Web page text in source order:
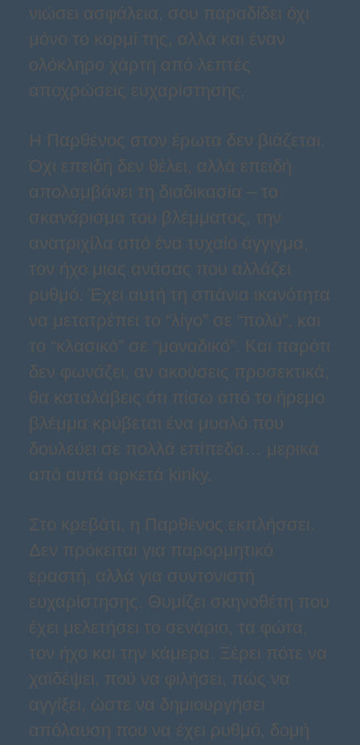
νιώσει ασφάλεια, σου παραδίδει όχι
μόνο το κορμί της, αλλά και έναν
ολόκληρο χάρτη από λεπτές
αποχρώσεις ευχαρίστησης.
Η Παρθένος στον έρωτα δεν βιάζεται.
Όχι επειδή δεν θέλει, αλλά επειδή
απολαμβάνει τη διαδικασία – το
σκανάρισμα του βλέμματος, την
ανατριχίλα από ένα τυχαίο άγγιγμα,
τον ήχο μιας ανάσας που αλλάζει
ρυθμό. Έχει αυτή τη σπάνια ικανότητα
να μετατρέπει το “λίγο” σε “πολύ”, και
το “κλασικό” σε “μοναδικό”. Και παρότι
δεν φωνάζει, αν ακούσεις προσεκτικά,
θα καταλάβεις ότι πίσω από το ήρεμο
βλέμμα κρύβεται ένα μυαλό που
δουλεύει σε πολλά επίπεδα… μερικά
από αυτά αρκετά kinky.
Στο κρεβάτι, η Παρθένος εκπλήσσει.
Δεν πρόκειται για παρορμητικό
εραστή, αλλά για συντονιστή
ευχαρίστησης. Θυμίζει σκηνοθέτη που
έχει μελετήσει το σενάριο, τα φώτα,
τον ήχο και την κάμερα. Ξέρει πότε να
χαϊδέψει, πού να φιλήσει, πώς να
αγγίξει, ώστε να δημιουργήσει
απόλαυση που να έχει ρυθμό, δομή